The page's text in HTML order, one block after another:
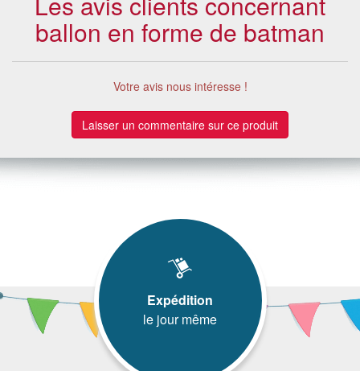
ballon en forme de batman
Votre avis nous intéresse !
Laisser un commentaire sur ce produit
Expédition
le jour même